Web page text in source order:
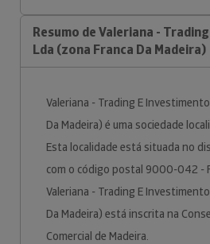
Resumo de Valeriana -
Lda (zona Franca Da Madeira)
Valeriana - Trading E
Da Madeira) é uma sociedade
Esta localidade está situada no
com o código postal 9000-042 -
Valeriana - Trading E
Da Madeira) está inscrita na
Comercial de Madeira.